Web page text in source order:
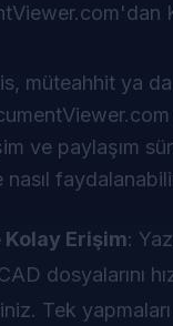
müteahhit ya
ve paylaşım
Erişim:
dosyalarını
Tek